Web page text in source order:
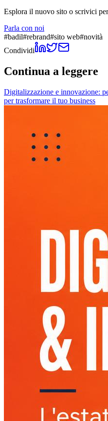
Esplora il nuovo sito o scrivici
Parla con noi
#badil#rebrand#sito web#novità
Condividi
Continua a leggere
Digitalizzazione e innovazione:
per trasformare il tuo business